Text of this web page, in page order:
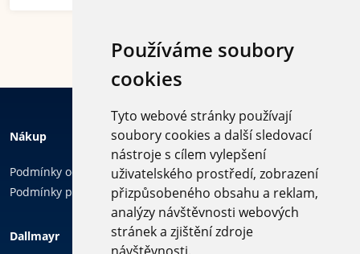
Používáme soubory
cookies
Tyto webové stránky používají
soubory cookies a další sledovací
nástroje s cílem vylepšení
uživatelského prostředí, zobrazení
přizpůsobeného obsahu a reklam,
analýzy návštěvnosti webových
stránek a zjištění zdroje
Nákup
Podmínky ochrany osobních údajů
Podmínky používání cookies
Dallmayr